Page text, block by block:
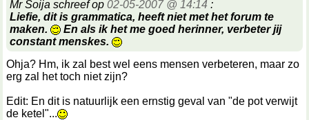
Mr Soija schreef op 02-05-2007 @ 14:14 :
Liefie, dit is grammatica, heeft niet met het forum te
maken.
En als ik het me goed herinner, verbeter jij
constant menskes.
Ohja? Hm, ik zal best wel eens mensen verbeteren, maar zo
erg zal het toch niet zijn?
Edit: En dit is natuurlijk een ernstig geval van "de pot verwijt
de ketel"...